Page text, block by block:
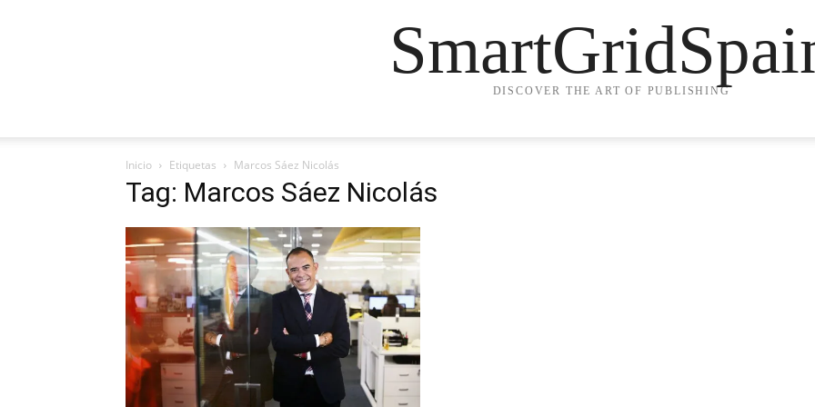
DISCOVER THE ART OF PUBLISHING
Inicio Etiquetas Marcos Sáez Nicolás
Tag: Marcos Sáez Nicolás